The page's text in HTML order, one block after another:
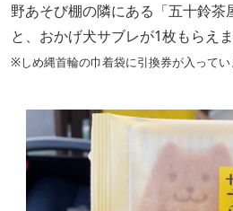
野あそび棚の隣にある「五十鈴茶
と、おかげ犬サブレが1枚もらえま
※しめ縄首輪の巾着袋に引換券が入ってい